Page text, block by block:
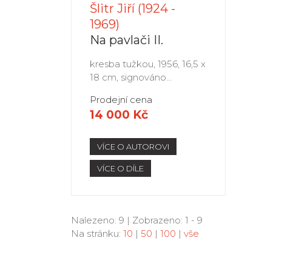
Šlitr Jiří (1924 -
1969)
Na pavlači II.
kresba tužkou, 1956, 16,5 x
18 cm, signováno...
Prodejní cena
14 000 Kč
VÍCE O AUTOROVI
VÍCE O DÍLE
Nalezeno: 9 | Zobrazeno: 1 - 9
Na stránku: 10 | 50 | 100 | vše